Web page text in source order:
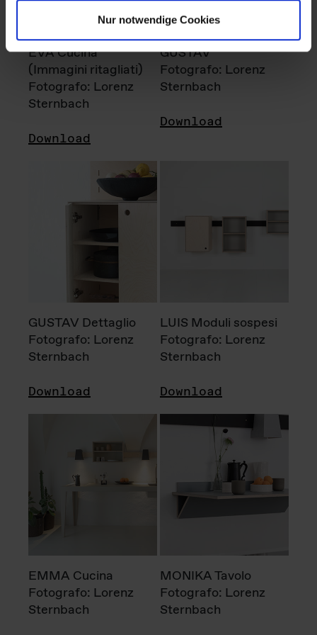
Nur notwendige Cookies
EVA Cucina
(Immagini ritagliati)
Fotografo: Lorenz
Sternbach
Download
GUSTAV
Fotografo: Lorenz
Sternbach
Download
GUSTAV Dettaglio
Fotografo: Lorenz
Sternbach
Download
LUIS Moduli sospesi
Fotografo: Lorenz
Sternbach
Download
EMMA Cucina
Fotografo: Lorenz
Sternbach
MONIKA Tavolo
Fotografo: Lorenz
Sternbach